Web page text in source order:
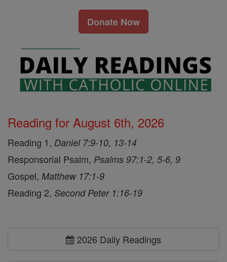
Donate Now
Reading for August 6th, 2026
Reading 1, Daniel 7:9-10, 13-14
Responsorial Psalm, Psalms 97:1-2, 5-6, 9
Gospel, Matthew 17:1-9
Reading 2, Second Peter 1:16-19
2026 Daily Readings